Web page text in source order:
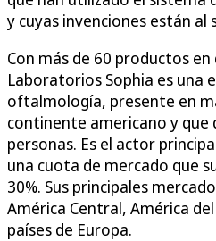
y cuyas invenciones están al
Con más de 60 productos
Laboratorios Sophia es una
oftalmología, presente en
continente americano y que
personas. Es el actor
una cuota de mercado que
30%. Sus principales
América Central, América
países de Europa.